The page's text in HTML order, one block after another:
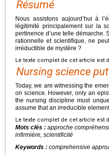
Résumé
Nous assistons aujourd’hui à
légitimité principalement sur la
pertinence d’une telle démarche.
rationnelle et scientifique, ne
irréductible de mystère ?
Le texte complet de cet article est
Nursing science
Today, we are witnessing the
on science. However, only an
the nursing discipline must
assume that an irreducible
Le texte complet de cet article est
Mots clés : approche
infirmière, scientificité
Keywords : comprehensive